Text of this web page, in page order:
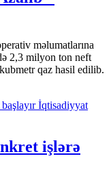
məlumatlarına
2,3 milyon ton neft
qaz hasil edilib.
İqtisadiyyat
işlərə